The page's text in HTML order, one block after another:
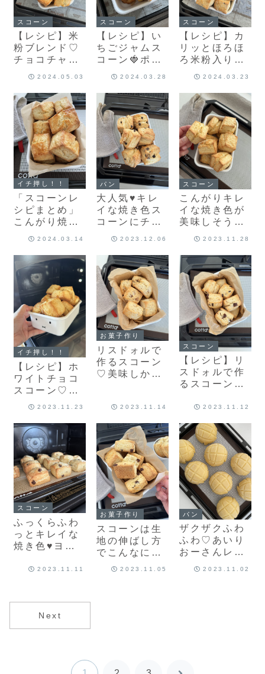
スコーン
【レシピ】米
粉ブレンド♡
チョコチャン
つにも♡大好
評さくさくほ
ろほろスコー
ンレシピだ
よ！
2024.05.03
スコーン
【レシピ】い
ちごジャムス
コーン🍓ポイ
♡うちにある
材料で作る♡
お手軽スコー
ンレシピだ
よ！
2024.03.28
スコーン
【レシピ】カ
リッとほろほ
ろ米粉入りス
みてね♡ほろ
っと美味しい
スコーンレシ
ピだよ！
2024.03.23
イチ押し！！
「スコーンレ
シピまとめ」
こんがり焼き
コーンレシピ
まとめまし
た！
2024.03.14
パン
大人気♥キレ
イな焼き色ス
コーンにチョ
ップスコーン
焼きました！
2023.12.06
スコーン
こんがりキレ
イな焼き色が
美味しそう♡
スコーン焼き
ました！
2023.11.28
イチ押し！！
【レシピ】ホ
ワイトチョコ
スコーン♡カ
リふわスコー
チョコのアク
セント♡すっ
ごく美味しい
スコーンレシ
ピだよ！
2023.11.23
お菓子作り
リスドォルで
作るスコーン
♡美味しかっ
てみました！
2023.11.14
スコーン
【レシピ】リ
スドォルで作
るスコーン♡
めちゃくちゃ
手軽スコーン
レシピだよ！
2023.11.12
スコーン
ふっくらふわ
っとキレイな
焼き色♥ヨー
ンにチョコチ
スコーン焼き
ました！
2023.11.11
お菓子作り
スコーンは生
地の伸ばし方
でこんなに違
う！チョコチ
2023.11.05
パン
ザクザクふわ
ふわ♡あいり
おーさんレシ
2023.11.02
Next